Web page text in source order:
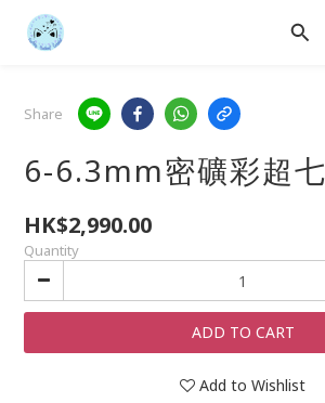
Share
6-6.3mm密礦彩超七
HK$2,990.00
Quantity
ADD TO CART
Add to Wishlist